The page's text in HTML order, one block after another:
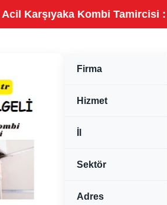
Kombi Tamircisi : 0536
Firma
Hizmet
Sektör
Adres